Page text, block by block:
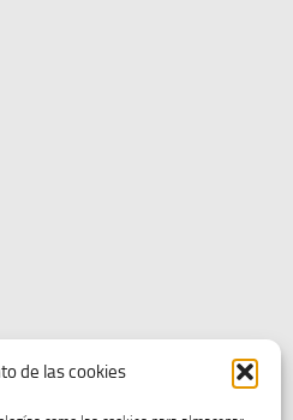
de las cookies